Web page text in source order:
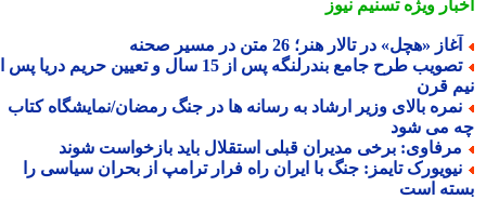
ویژهتسنیم نیوز
«هچل» در تالار هنر؛ 26 متن در مسیر صحنه
تصویب طرح جامع بندرلنگه پس از 15 سال و تعیین حریم دریا پس از
قرن
بالای وزیر ارشاد به رسانه ها در جنگ رمضان/نمایشگاه کتاب
می شود
برخی مدیران قبلی استقلال باید بازخواست شوند
تایمز: جنگ با ایران راه فرار ترامپ از بحران سیاسی را
است